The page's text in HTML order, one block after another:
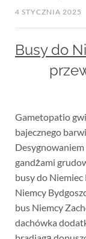
4 STYCZNIA 2025
Busy do
Gametopatio
bajecznego
gandżami
busy do
Niemcy
bus Niemcy
dachówka